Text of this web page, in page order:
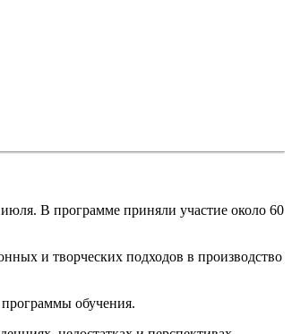
В программе приняли участие около 60
и творческих подходов в производство
обучения.